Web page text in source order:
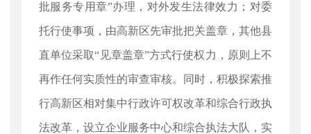
批服务专用章”办理，对外发生法律效力；对委
托行使事项，由高新区先审批把关盖章，其他县
直单位采取“见章盖章”方式行使权力，原则上不
再作任何实质性的审查审核。同时，积极探索推
行高新区相对集中行政许可权改革和综合行政执
法改革，设立企业服务中心和综合执法大队，实